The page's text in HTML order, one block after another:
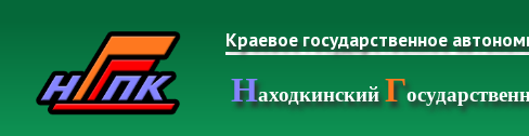
Краевое государственное
НаходкинскийГ